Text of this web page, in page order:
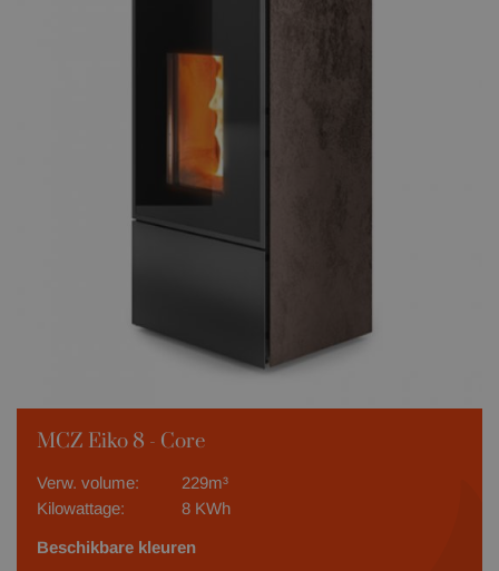
MCZ Eiko 8 - Core
Verw. volume:
229m³
Kilowattage:
8 KWh
Beschikbare kleuren